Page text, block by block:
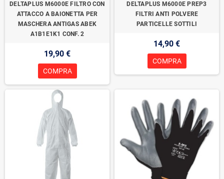
DELTAPLUS M6000E FILTRO CON
ATTACCO A BAIONETTA PER
MASCHERA ANTIGAS ABEK
A1B1E1K1 CONF. 2
19,90 €
COMPRA
DELTAPLUS M6000E PREP3
FILTRI ANTI POLVERE
PARTICELLE SOTTILI
14,90 €
COMPRA